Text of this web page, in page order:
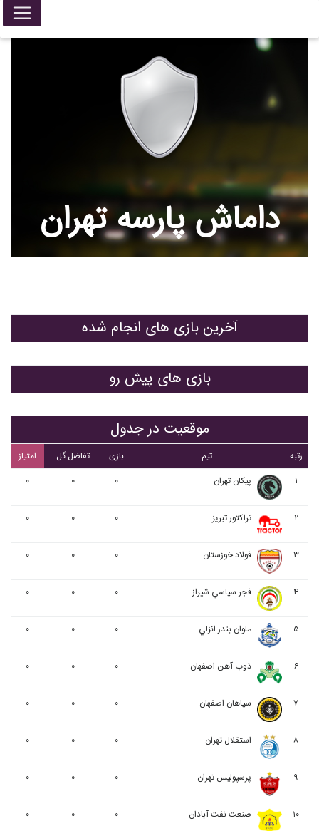
داماش پارسه تهران
آخرین بازی های انجام شده
بازی های پیش رو
موقعیت در جدول
رتبه تیم بازی تفاضل گل
امتیاز
۱
پيکان تهران ۰ ۰ ۰
۲ تراکتور تبریز ۰ ۰ ۰
۳ فولاد خوزستان ۰ ۰ ۰
۴ فجر سپاسي شیراز ۰ ۰ ۰
۵ ملوان بندر انزلي ۰ ۰ ۰
۶ ذوب آهن اصفهان ۰ ۰ ۰
۷ سپاهان اصفهان ۰ ۰ ۰
۸ استقلال تهران ۰ ۰ ۰
۹ پرسپولیس تهران ۰ ۰ ۰
۱۰ صنعت نفت آبادان ۰ ۰ ۰